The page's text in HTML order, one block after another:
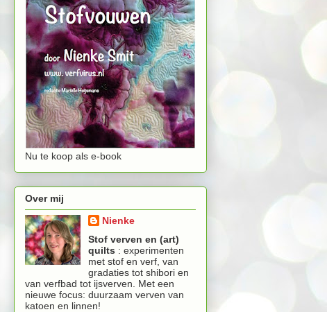
Nu te koop als e-book
Over mij
Nienke
Stof verven en (art)
quilts : experimenten
met stof en verf, van
gradaties tot shibori en
van verfbad tot ijsverven. Met een
nieuwe focus: duurzaam verven van
katoen en linnen!